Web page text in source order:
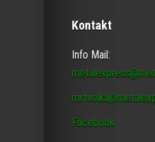
Kontakt
Info Mail:
Facebook